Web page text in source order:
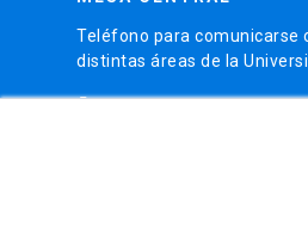
Teléfono para comunicarse
distintas áreas de la
phone